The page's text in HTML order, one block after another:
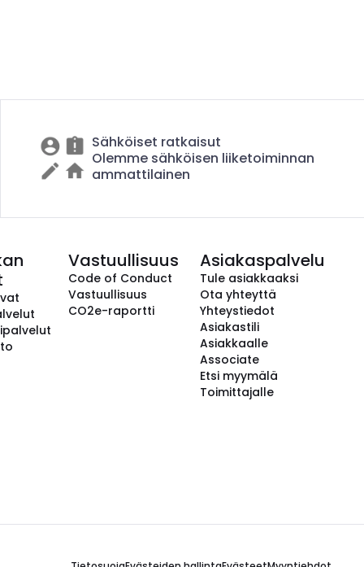
Sähköiset ratkaisut
Olemme sähköisen liiketoiminnan
ammattilainen
Vastuullisuus
Code of Conduct
Vastuullisuus
CO2e-raportti
Asiakaspalvelu
Tule asiakkaaksi
Ota yhteyttä
Yhteystiedot
Asiakastili
Asiakkaalle
Associate
Etsi myymälä
Toimittajalle